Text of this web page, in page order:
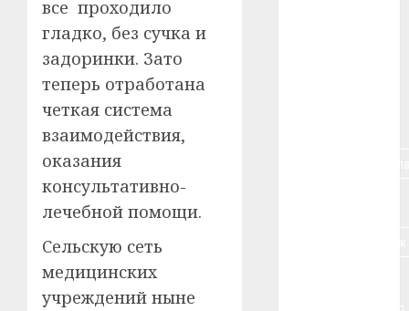
все проходило
гладко, без сучка и
задоринки. Зато
теперь отработана
четкая система
взаимодействия,
оказания
консультативно-
лечебной помощи.
Сельскую сеть
медицинских
учреждений ныне